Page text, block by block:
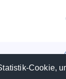
Cookie,